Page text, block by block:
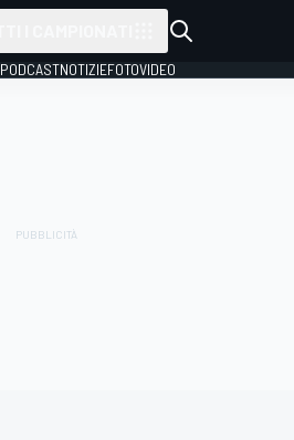
PODCASTNOTIZIEFOTOVIDEO